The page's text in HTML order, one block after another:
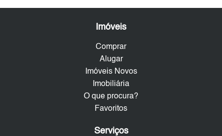
Imóveis
Comprar
Alugar
Imóveis Novos
Imobiliária
O que procura?
Favoritos
Serviços